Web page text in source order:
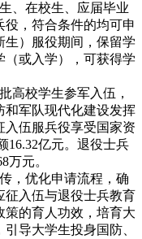
、在校生、应届毕业
，符合条件的均可申
）服役期间，保留学
或入学），可获得学
校学生参军入伍，
和军队现代化建设发挥
入伍服兵役享受国家资
16.32亿元。退役士兵
万元。
，优化申请流程，确
征入伍与退役士兵教育
策的育人功效，培育大
导大学生投身国防、